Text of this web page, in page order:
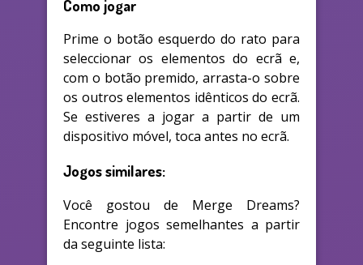
Como jogar
Prime o botão esquerdo do rato para
seleccionar os elementos do ecrã e,
com o botão premido, arrasta-o sobre
os outros elementos idênticos do ecrã.
Se estiveres a jogar a partir de um
dispositivo móvel, toca antes no ecrã.
Jogos similares:
Você gostou de Merge Dreams?
Encontre jogos semelhantes a partir
da seguinte lista: